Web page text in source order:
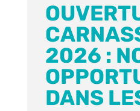
2026 :
DANS